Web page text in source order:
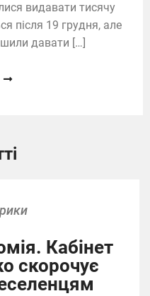
видавати тисячу
після 19 грудня, але
давати […]
Кабінет
скорочує